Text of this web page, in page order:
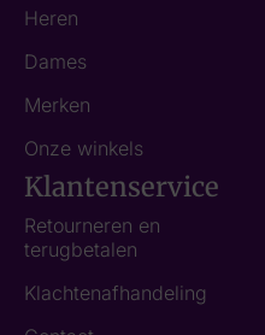
Heren
Dames
Merken
Onze winkels
Klantenservice
Retourneren en
terugbetalen
Klachtenafhandeling